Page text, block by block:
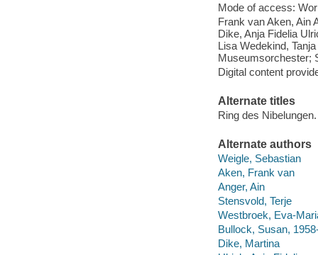
Mode of access:
Frank van Aken, Ain
Dike, Anja Fidelia
Lisa Wedekind,
Museumsorchester;
Digital content
Alternate titles
Ring des
Alternate authors
Weigle, Sebastian
Aken, Frank van
Anger, Ain
Stensvold, Terje
Westbroek, Eva-
Bullock, Susan,
Dike, Martina